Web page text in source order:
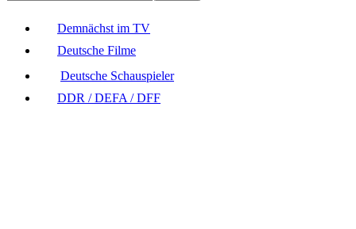
Demnächst im TV
Deutsche Filme
Deutsche Schauspieler
DDR / DEFA / DFF